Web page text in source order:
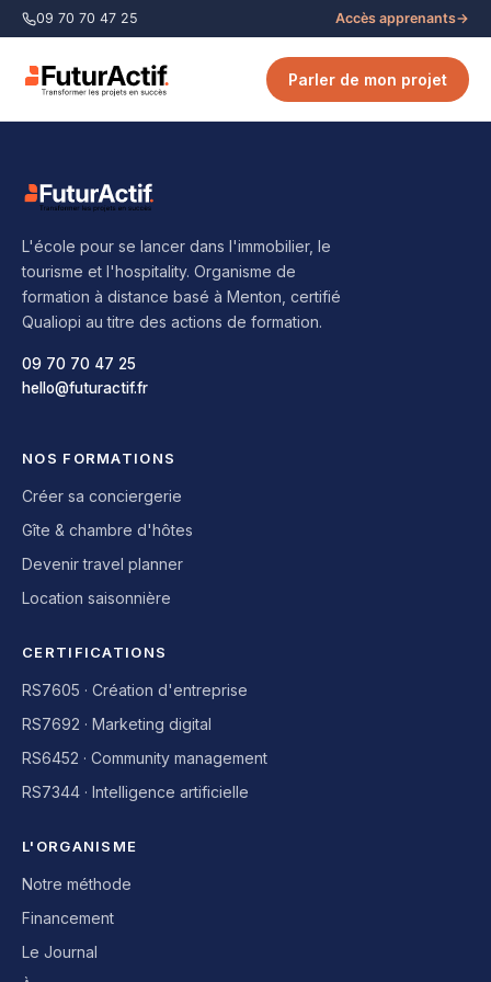
09 70 70 47 25 Accès apprenants→
Parler de mon projet
L'école pour se lancer dans l'immobilier, le
tourisme et l'hospitality. Organisme de
formation à distance basé à Menton, certifié
Qualiopi au titre des actions de formation.
09 70 70 47 25
hello@futuractif.fr
NOS FORMATIONS
Créer sa conciergerie
Gîte & chambre d'hôtes
Devenir travel planner
Location saisonnière
CERTIFICATIONS
RS7605 · Création d'entreprise
RS7692 · Marketing digital
RS6452 · Community management
RS7344 · Intelligence artificielle
L'ORGANISME
Notre méthode
Financement
Le Journal